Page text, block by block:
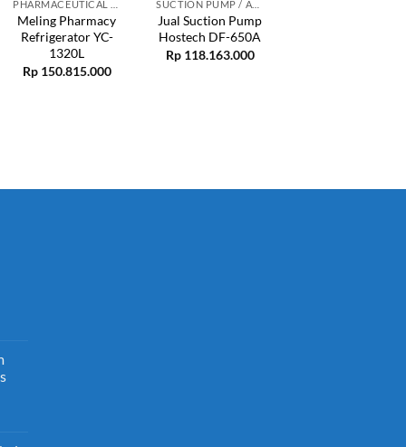
Meling Pharmacy
Refrigerator YC-
1320L
Rp150.815.000
Jual Suction Pump
Hostech DF-650A
Rp118.163.000